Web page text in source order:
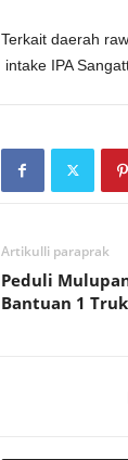
Terkait daerah
intake IPA
Artikulli paraprak
Peduli
Bantuan 1 Truk